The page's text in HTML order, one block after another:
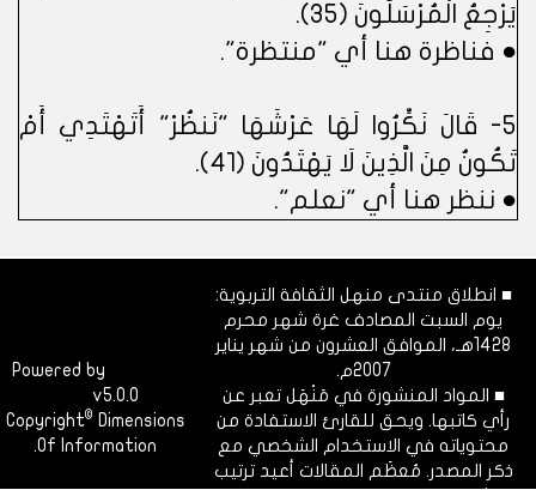
يَرْجِعُ الْمُرْسَلُونَ (٣٥).
● فناظرة هنا أي "منتظرة".
٥- قَالَ نَكِّرُوا لَهَا عَرْشَهَا "نَنظُرْ" أَتَهْتَدِي أَمْ
تَكُونُ مِنَ الَّذِينَ لَا يَهْتَدُونَ (٤١).
● ننظر هنا أي "نعلم".
■ انطلاق منتدى منهل الثقافة التربوية:
يوم السبت المصادف غرة شهر محرم
1428هـ، الموافق العشرون من شهر يناير
2007م.
■ المواد المنشورة في مَنْهَل تعبر عن
رأي كاتبها. ويحق للقارئ الاستفادة من
محتوياته في الاستخدام الشخصي مع
ذكر المصدر. مُعظَم المقالات أعيد ترتيب
Powered by
v5.0.0
Copyright©
Dimensions
Of Information.